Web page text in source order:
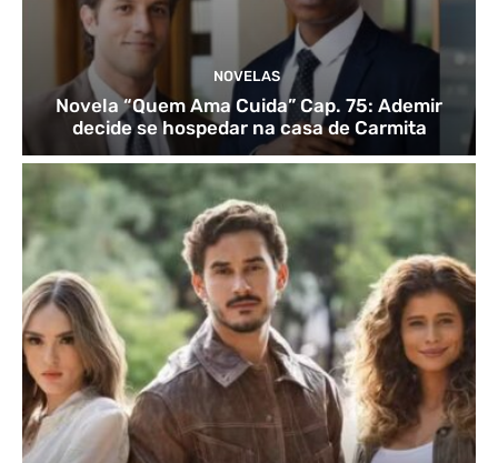
NOVELAS
Novela “Quem Ama Cuida” Cap. 75: Ademir
decide se hospedar na casa de Carmita